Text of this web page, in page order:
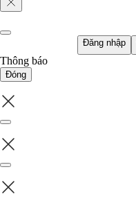
Đăng nhập
Thông báo
Đóng